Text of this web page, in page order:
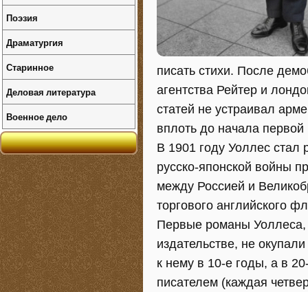
писать стихи. После
агентства Рейтер и
статей не устраивал
вплоть до начала
В 1901 году Уоллес стал
русско-японской войны
между Россией и
торгового английского
Первые романы Уоллеса,
издательстве, не
к нему в 10-е годы, а в
писателем (каждая
Поэзия
Драматургия
Старинное
Деловая литература
Военное дело